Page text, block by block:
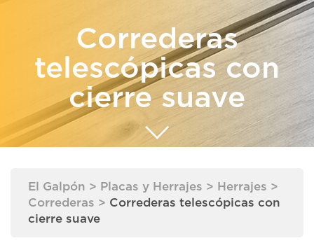
Correderas
telescópicas con
cierre suave
El Galpón > Placas y Herrajes > Herrajes >
Correderas > Correderas telescópicas con
cierre suave